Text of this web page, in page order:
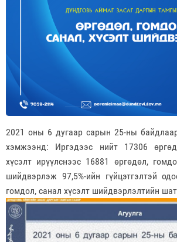
2021 оны 6 дугаар сарын 25-ны
хэмжээнд: Иргэдээс нийт 17306
хүсэлт ирүүлснээс 16881 өргөдөл,
шийдвэрлэж 97,5%-ийн гүйцэтгэлтэй
гомдол, санал хүсэлт шийдвэрлэлтийн